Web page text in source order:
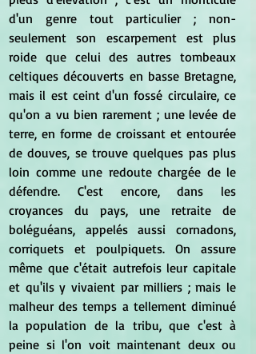
d'un genre tout particulier ; non-
seulement son escarpement est plus
roide que celui des autres tombeaux
celtiques découverts en basse Bretagne,
mais il est ceint d'un fossé circulaire, ce
qu'on a vu bien rarement ; une levée de
terre, en forme de croissant et entourée
de douves, se trouve quelques pas plus
loin comme une redoute chargée de le
défendre. C'est encore, dans les
croyances du pays, une retraite de
boléguéans, appelés aussi cornadons,
corriquets et poulpiquets. On assure
même que c'était autrefois leur capitale
et qu'ils y vivaient par milliers ; mais le
malheur des temps a tellement diminué
la population de la tribu, que c'est à
peine si l'on voit maintenant deux ou